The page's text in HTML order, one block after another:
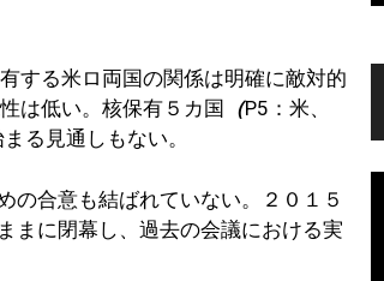
する米ロ両国の関係は明確に敵対的
は低い。核保有５カ国 （P5：米、
る見通しもない。
の合意も結ばれていない。２０１５
まに閉幕し、過去の会議における実